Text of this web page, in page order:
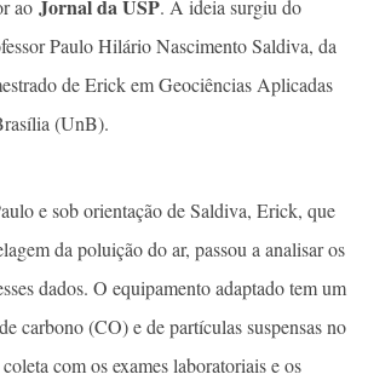
ao Jornal da USP. A ideia surgiu do
Paulo Hilário Nascimento Saldiva, da
de Erick em Geociências Aplicadas
(UnB).
e sob orientação de Saldiva, Erick, que
da poluição do ar, passou a analisar os
dados. O equipamento adaptado tem um
carbono (CO) e de partículas suspensas no
com os exames laboratoriais e os